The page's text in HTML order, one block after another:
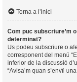
Torna a l’inici
Com puc subscriure’m
determinat?
Us podeu subscriure o
corresponent del menú
inferior de la discussió
“Avisa’m quan s’envïi